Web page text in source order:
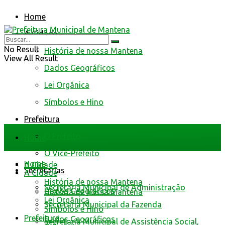
Home
A Cidade
História de nossa Mantena
Dados Geográficos
Lei Orgânica
Símbolos e Hino
Prefeitura
O Vice-Prefeito
Secretarias
Secretaria Municipal de Administração
Secretaria Municipal da Fazenda
Secretaria Municipal de Assistência Social,
No Result
View All Result
Home
A Cidade
História de nossa Mantena
Dados Geográficos
Home
A Cidade
História de nossa Mantena
Dados Geográficos
Lei Orgânica
Símbolos e Hino
Prefeitura